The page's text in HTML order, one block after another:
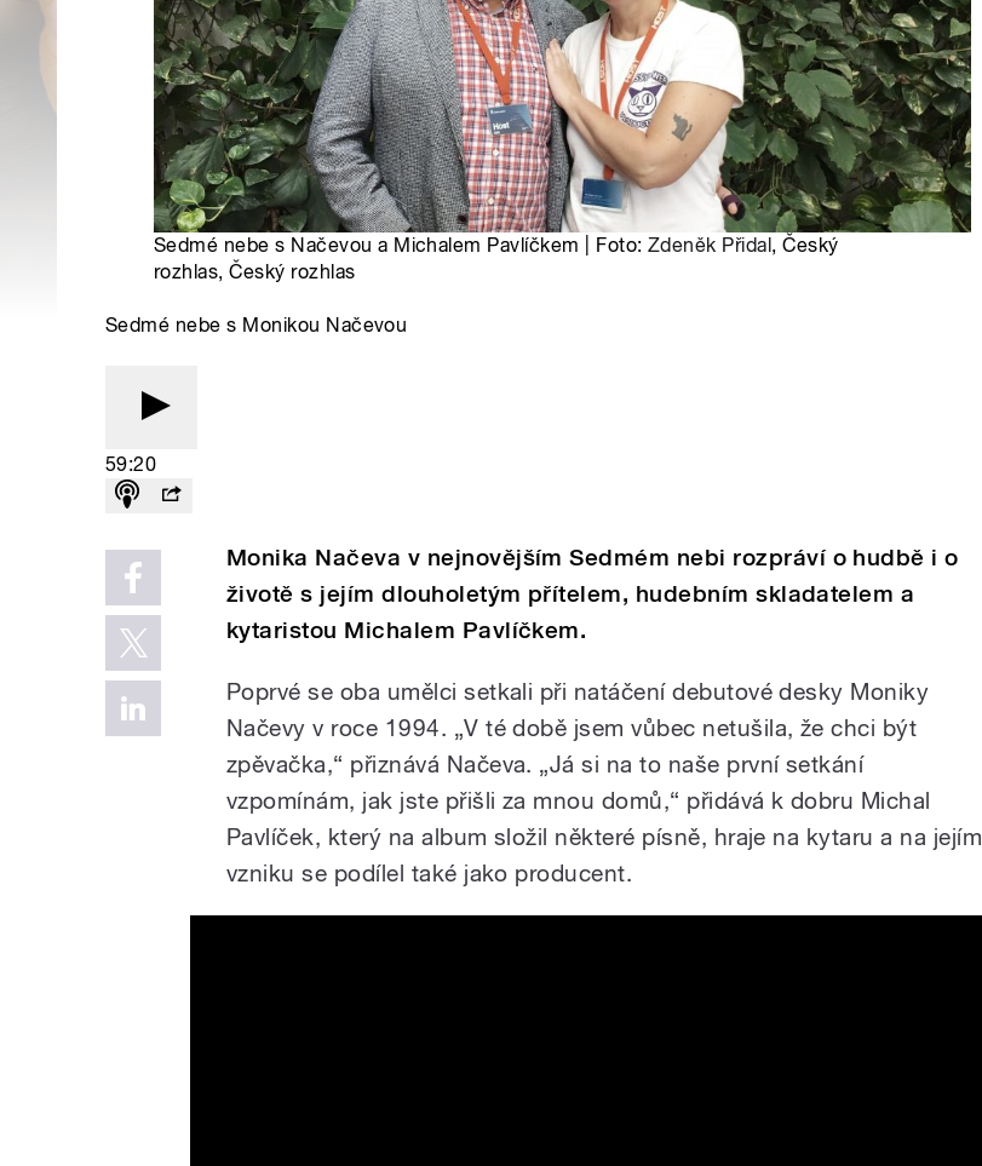
Sedmé nebe s Načevou a Michalem Pavlíčkem | Foto:Zdeněk Přidal, Český
rozhlas, Český rozhlas
Sedmé nebe s Monikou Načevou
59:20
Monika Načeva v nejnovějším Sedmém nebi rozpráví o hudbě i o
životě s jejím dlouholetým přítelem, hudebním skladatelem a
kytaristou Michalem Pavlíčkem.
Poprvé se oba umělci setkali při natáčení debutové desky Moniky
Načevy v roce 1994. „V té době jsem vůbec netušila, že chci být
zpěvačka,“ přiznává Načeva. „Já si na to naše první setkání
vzpomínám, jak jste přišli za mnou domů,“ přidává k dobru Michal
Pavlíček, který na album složil některé písně, hraje na kytaru a na jejím
vzniku se podílel také jako producent.